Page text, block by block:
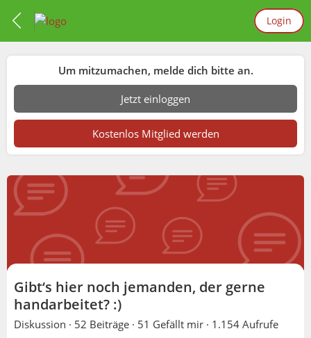
Login
Um mitzumachen, melde dich bitte an.
Jetzt einloggen
Kostenlos Mitglied werden
Gibt‘s hier noch jemanden, der gerne
handarbeitet? :)
Diskussion · 52 Beiträge · 51 Gefällt mir · 1.154 Aufrufe